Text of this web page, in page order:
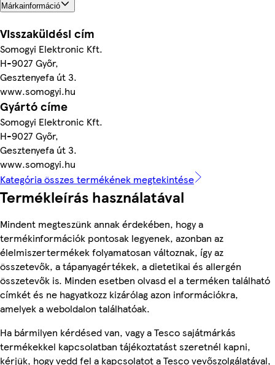
Márkainformáció
Visszaküldési cím
Somogyi Elektronic Kft.
H-9027 Győr,
Gesztenyefa út 3.
www.somogyi.hu
Gyártó címe
Somogyi Elektronic Kft.
H-9027 Győr,
Gesztenyefa út 3.
www.somogyi.hu
Kategória összes termékének megtekintése
Termékleírás használatával
Mindent megteszünk annak érdekében, hogy a
termékinformációk pontosak legyenek, azonban az
élelmiszertermékek folyamatosan változnak, így az
összetevők, a tápanyagértékek, a dietetikai és allergén
összetevők is. Minden esetben olvasd el a terméken található
címkét és ne hagyatkozz kizárólag azon információkra,
amelyek a weboldalon találhatóak.
Ha bármilyen kérdésed van, vagy a Tesco sajátmárkás
termékekkel kapcsolatban tájékoztatást szeretnél kapni,
kérjük, hogy vedd fel a kapcsolatot a Tesco vevőszolgálatával,